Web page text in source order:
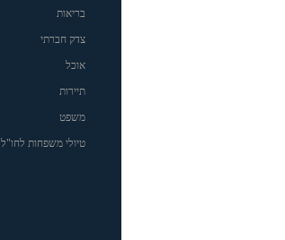
בריאות
צדק חברתי
אוכל
תיירות
משפט
טיולי משפחות לחו"ל